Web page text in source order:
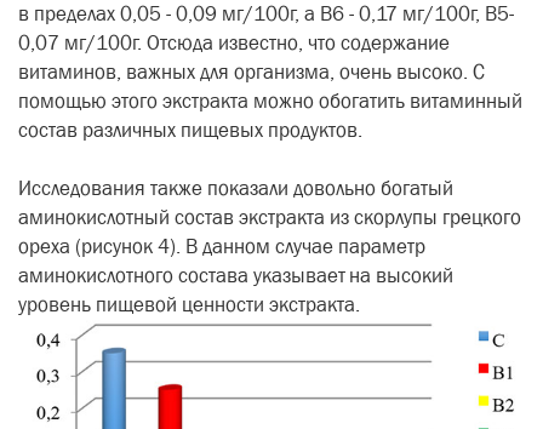
в пределах 0,05 - 0,09 мг/100г, а В6 - 0,17 мг/100г, В5-
0,07 мг/100г. Отсюда известно, что содержание
витаминов, важных для организма, очень высоко. С
помощью этого экстракта можно обогатить витаминный
состав различных пищевых продуктов.
Исследования также показали довольно богатый
аминокислотный состав экстракта из скорлупы грецкого
ореха (рисунок 4). В данном случае параметр
аминокислотного состава указываетна высокий
уровень пищевой ценности экстракта.